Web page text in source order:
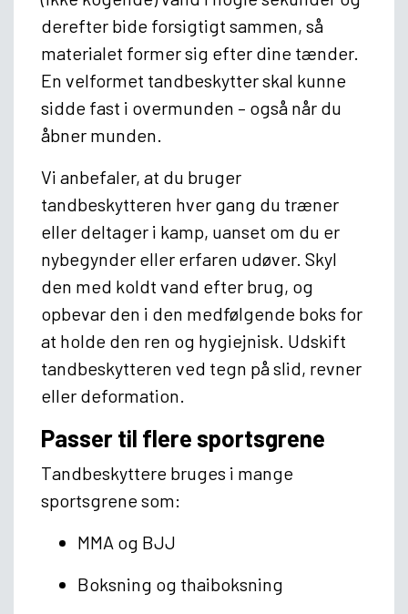
derefter bide forsigtigt sammen, så
materialet former sig efter dine tænder.
En velformet tandbeskytter skal kunne
sidde fast i overmunden – også når du
åbner munden.
Vi anbefaler, at du bruger
tandbeskytteren hver gang du træner
eller deltager i kamp, uanset om du er
nybegynder eller erfaren udøver. Skyl
den med koldt vand efter brug, og
opbevar den i den medfølgende boks for
at holde den ren og hygiejnisk. Udskift
tandbeskytteren ved tegn på slid, revner
eller deformation.
Passer til flere sportsgrene
Tandbeskyttere bruges i mange
sportsgrene som:
MMA og BJJ
Boksning og thaiboksning